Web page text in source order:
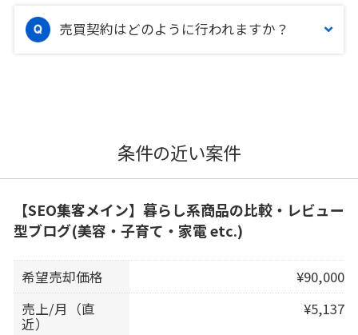
売買契約はどのように行われますか？
条件の近い案件
【SEO集客メイン】暮らし系商品の比較・レビュー
型ブログ(美容・子育て・家電 etc.)
希望売却価格
¥90,000
売上/月（直
近）
¥5,137